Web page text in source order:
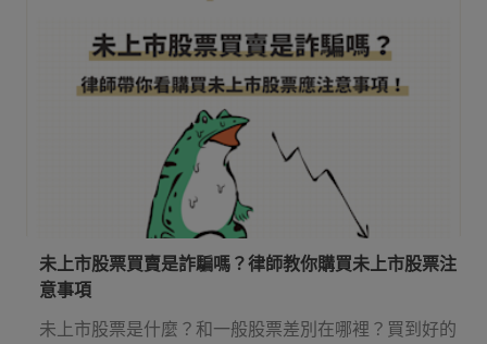
未上市股票買賣是詐騙嗎？律師教你購買未上市股票注
意事項
未上市股票是什麼？和一般股票差別在哪裡？買到好的